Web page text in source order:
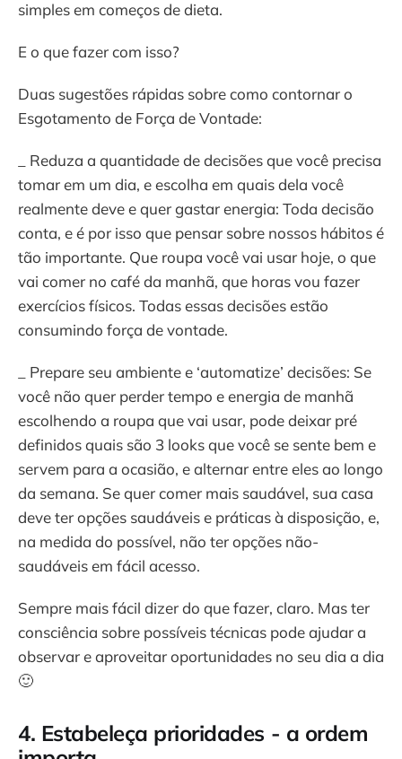
simples em começos de dieta.
E o que fazer com isso?
Duas sugestões rápidas sobre como contornar o
Esgotamento de Força de Vontade:
_ Reduza a quantidade de decisões que você precisa
tomar em um dia, e escolha em quais dela você
realmente deve e quer gastar energia: Toda decisão
conta, e é por isso que pensar sobre nossos hábitos é
tão importante. Que roupa você vai usar hoje, o que
vai comer no café da manhã, que horas vou fazer
exercícios físicos. Todas essas decisões estão
consumindo força de vontade.
_ Prepare seu ambiente e ‘automatize’ decisões: Se
você não quer perder tempo e energia de manhã
escolhendo a roupa que vai usar, pode deixar pré
definidos quais são 3 looks que você se sente bem e
servem para a ocasião, e alternar entre eles ao longo
da semana. Se quer comer mais saudável, sua casa
deve ter opções saudáveis e práticas à disposição, e,
na medida do possível, não ter opções não-
saudáveis em fácil acesso.
Sempre mais fácil dizer do que fazer, claro. Mas ter
consciência sobre possíveis técnicas pode ajudar a
observar e aproveitar oportunidades no seu dia a dia
🙂
4. Estabeleça prioridades - a ordem